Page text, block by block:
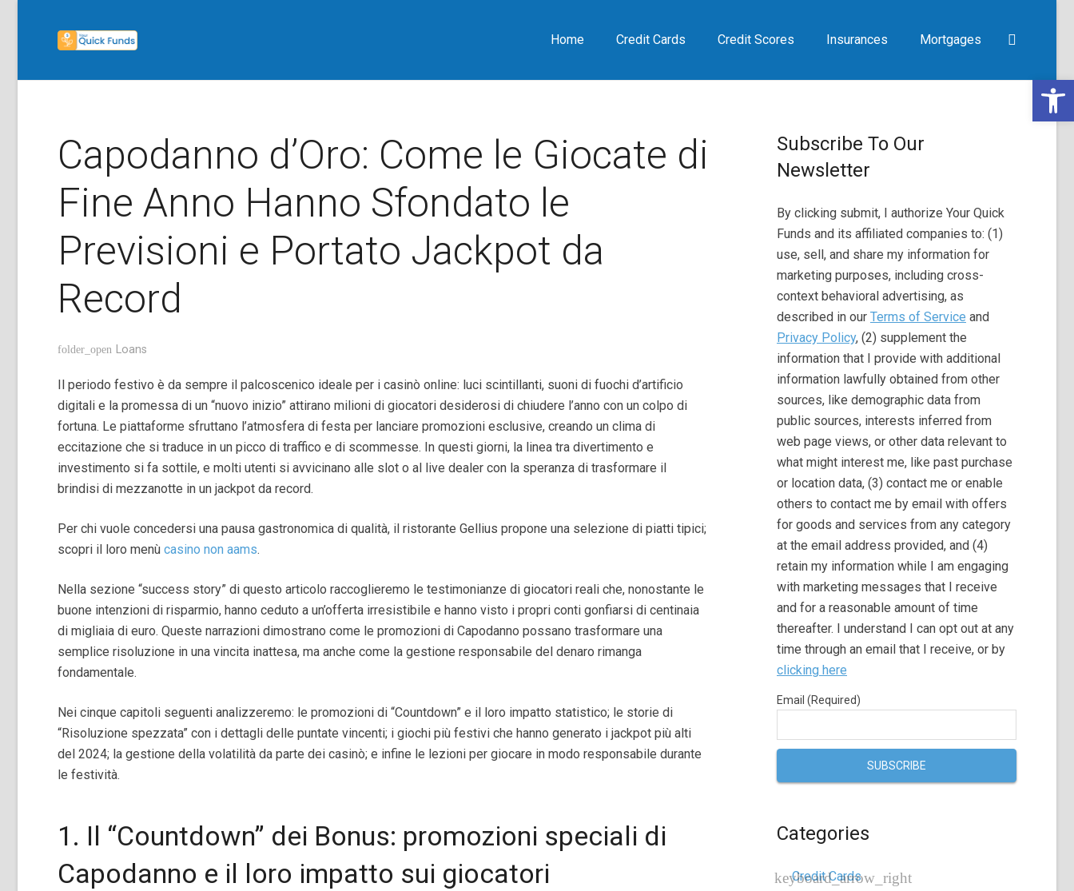
Home Credit Cards Credit Scores Insurances Mortgages
Capodanno d’Oro: Come le Giocate di
Fine Anno Hanno Sfondato le
Previsioni e Portato Jackpot da
Record
Loans
Il periodo festivo è da sempre il palcoscenico ideale per i casinò online: luci scintillanti, suoni di fuochi d’artificio
digitali e la promessa di un “nuovo inizio” attirano milioni di giocatori desiderosi di chiudere l’anno con un colpo di
fortuna. Le piattaforme sfruttano l’atmosfera di festa per lanciare promozioni esclusive, creando un clima di
eccitazione che si traduce in un picco di traffico e di scommesse. In questi giorni, la linea tra divertimento e
investimento si fa sottile, e molti utenti si avvicinano alle slot o al live dealer con la speranza di trasformare il
brindisi di mezzanotte in un jackpot da record.
Per chi vuole concedersi una pausa gastronomica di qualità, il ristorante Gellius propone una selezione di piatti tipici;
scopri il loro menù casino non aams.
Nella sezione “success story” di questo articolo raccoglieremo le testimonianze di giocatori reali che, nonostante le
buone intenzioni di risparmio, hanno ceduto a un’offerta irresistibile e hanno visto i propri conti gonfiarsi di centinaia
di migliaia di euro. Queste narrazioni dimostrano come le promozioni di Capodanno possano trasformare una
semplice risoluzione in una vincita inattesa, ma anche come la gestione responsabile del denaro rimanga
fondamentale.
Nei cinque capitoli seguenti analizzeremo: le promozioni di “Countdown” e il loro impatto statistico; le storie di
“Risoluzione spezzata” con i dettagli delle puntate vincenti; i giochi più festivi che hanno generato i jackpot più alti
del 2024; la gestione della volatilità da parte dei casinò; e infine le lezioni per giocare in modo responsabile durante
le festività.
1. Il “Countdown” dei Bonus: promozioni speciali di
Capodanno e il loro impatto sui giocatori
Subscribe To Our
Newsletter
By clicking submit, I authorize Your Quick
Funds and its affiliated companies to: (1)
use, sell, and share my information for
marketing purposes, including cross-
context behavioral advertising, as
described in our Terms of Service and
Privacy Policy, (2) supplement the
information that I provide with additional
information lawfully obtained from other
sources, like demographic data from
public sources, interests inferred from
web page views, or other data relevant to
what might interest me, like past purchase
or location data, (3) contact me or enable
others to contact me by email with offers
for goods and services from any category
at the email address provided, and (4)
retain my information while I am engaging
with marketing messages that I receive
and for a reasonable amount of time
thereafter. I understand I can opt out at any
time through an email that I receive, or by
clicking here
Email (Required)
Categories
Credit Cards